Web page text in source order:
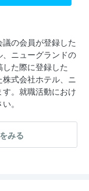
の会員が登録した
ニューグランドの
た際に登録した
株式会社ホテル、ニ
。就職活動におけ
。
みる